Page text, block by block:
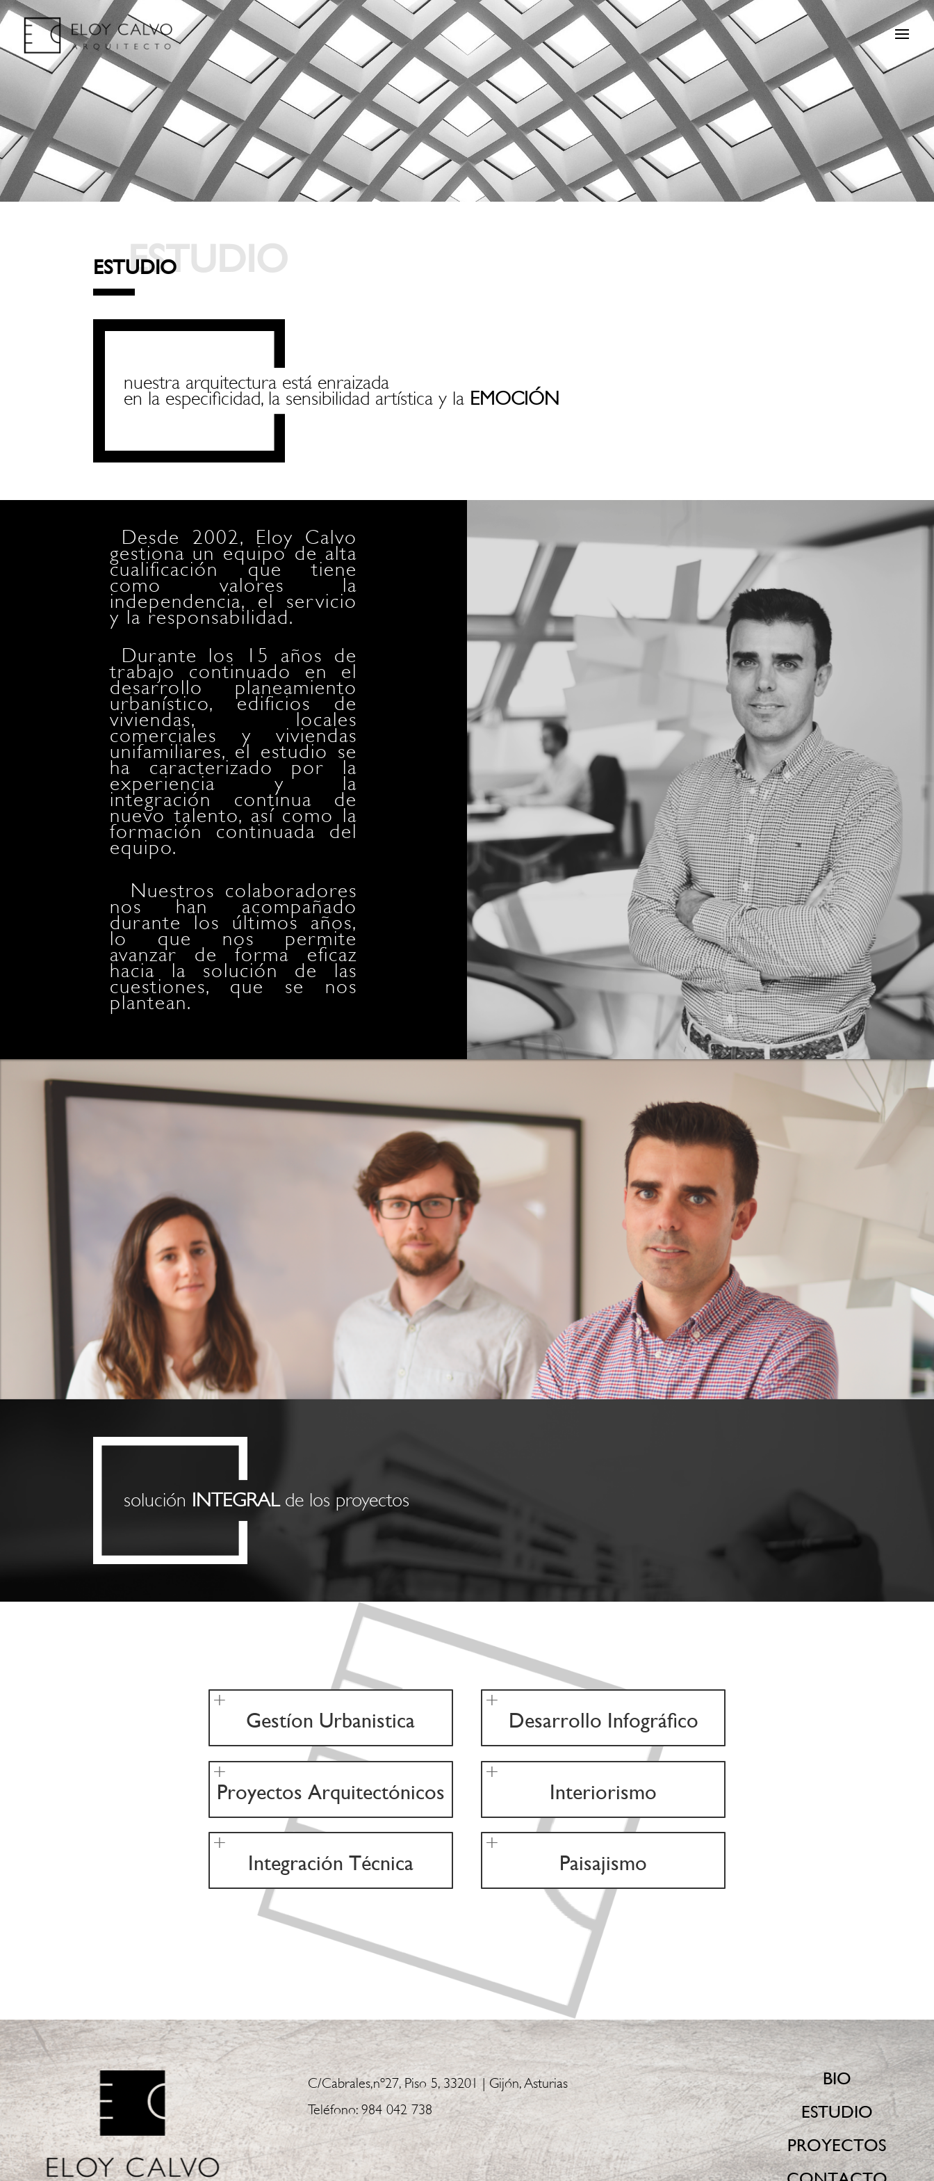
ESTUDIO
nuestra arquitectura está enraizada
en la especificidad, la sensibilidad artística y la EMOCIÓN
Desde 2002, Eloy Calvo
gestiona un equipo de alta
cualificación que tiene
como valores la
independencia, el servicio
y la responsabilidad.
Durante los 15 años de
trabajo continuado en el
desarrollo planeamiento
urbanístico, edificios de
viviendas, locales
comerciales y viviendas
unifamiliares, el estudio se
ha caracterizado por la
experiencia y la
integración continua de
nuevo talento, así como la
formación continuada del
equipo.
Nuestros colaboradores
nos han acompañado
durante los últimos años,
lo que nos permite
avanzar de forma eficaz
hacia la solución de las
cuestiones, que se nos
plantean.
Desde 2002, Eloy Calvo
gestiona un equipo de alta
cualificación que tiene
como valores la
independencia, el servicio
y la responsabilidad.
Durante los 15 años de
trabajo continuado en el
desarrollo planeamiento
urbanístico, edificios de
viviendas, locales
comerciales y viviendas
unifamiliares, el estudio se
ha caracterizado por la
experiencia y la
integración continua de
nuevo talento, así como la
formación continuada del
equipo.
Nuestros colaboradores
nos han acompañado
durante los últimos años,
lo que nos permite
avanzar de forma eficaz
hacia la solución de las
cuestiones, que se nos
plantean.
solución INTEGRALde los proyectos
Gestíon Urbanistica
Proyectos Arquitectónicos
Integración Técnica
Desarrollo Infográfico
Interiorismo
Paisajismo
C/Cabrales,nº27, Piso 5, 33201 | Gijón, Asturias
Teléfono: 984 042 738
BIO
ESTUDIO
PROYECTOS